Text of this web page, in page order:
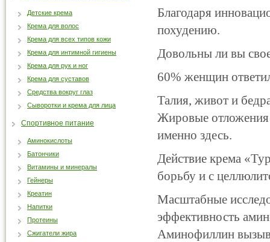
Благодаря
похудению.
Довольны ли вы
60% женщин
Талия, живот и
Жировые отложения
именно здесь.
Действие крема
борьбу и с
Масштабные
эффективность
Аминофиллин
Детские крема
Крема для волос
Крема для всех типов кожи
Крема для интимной гигиены
Крема для рук и ног
Крема для суставов
Средства вокруг глаз
Сыворотки и крема для лица
Спортивное питание
Аминокислоты
Батончики
Витамины и минералы
Гейнеры
Креатин
Напитки
Протеины
Сжигатели жира